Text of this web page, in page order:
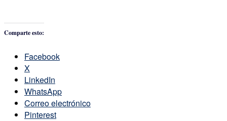
Comparte esto:
Facebook
X
LinkedIn
WhatsApp
Correo electrónico
Pinterest